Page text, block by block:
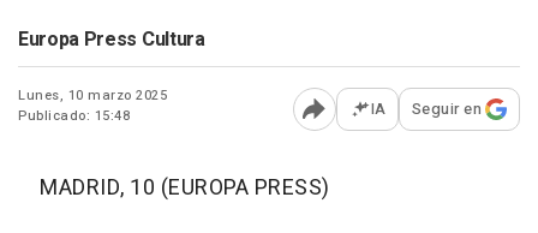
Europa Press Cultura
Lunes, 10 marzo 2025
Publicado: 15:48
Abrir opciones para
IA Seguir en
MADRID, 10 (EUROPA PRESS)